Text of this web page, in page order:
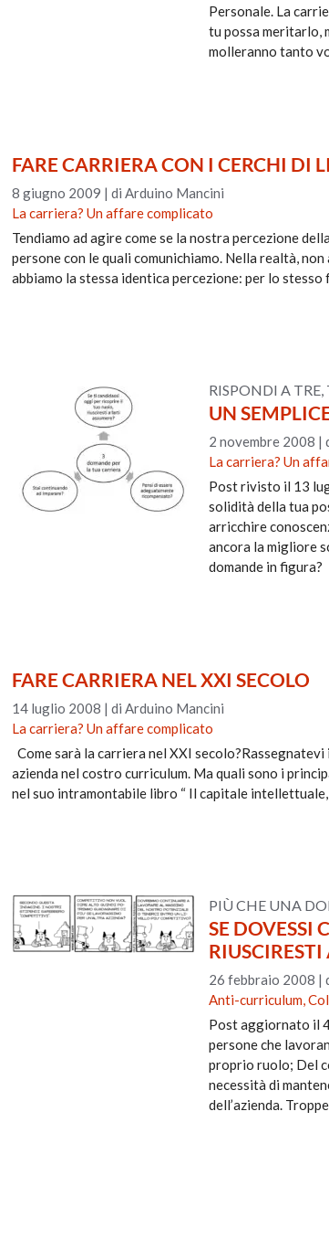
Personale. La
tu possa meritarlo,
molleranno tanto
FARE CARRIERA CON I CERCHI DI
8 giugno 2009 |di Arduino Mancini
La carriera? Un affare complicato
Tendiamo ad agire come se la nostra percezione
persone con le quali comunichiamo. Nella realtà,
abbiamo la stessa identica percezione: per lo
RISPONDI A
UN
2 novembre 2008 |
La carriera? Un
Post rivisto il 13
solidità della tua
arricchire
ancora la migliore
domande in
FARE CARRIERA NEL XXI SECOLO
14 luglio 2008 |di Arduino Mancini
La carriera? Un affare complicato
Come sarà la carriera nel XXI
azienda nel costro curriculum. Ma quali sono i
nel suo intramontabile libro “ Il capitale
PIÙ CHE UNA
SE DOVESSI
26 febbraio 2008 |
Anti-curriculum,
Post aggiornato il
persone che
proprio ruolo; Del
necessità di
dell’azienda.